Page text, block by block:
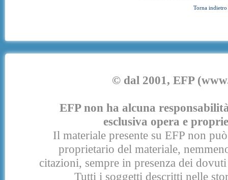
Torna indietro
© dal 2001, EFP
EFP non ha alcuna
esclusiva opera e
Il materiale presente su EFP non
proprietario del materiale,
citazioni, sempre in presenza dei
Tutti i soggetti descritti nelle